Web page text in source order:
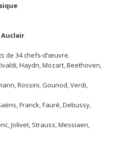
de 34 chefs-d’œuvre.
Haydn, Mozart, Beethoven,
Rossini, Gounod, Verdi,
Franck, Fauré, Debussy,
Jolivet, Strauss, Messiaen,